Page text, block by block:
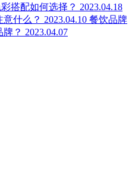
搭配如何选择？ 2023.04.18
什么？ 2023.04.10 餐饮品牌
？ 2023.04.07